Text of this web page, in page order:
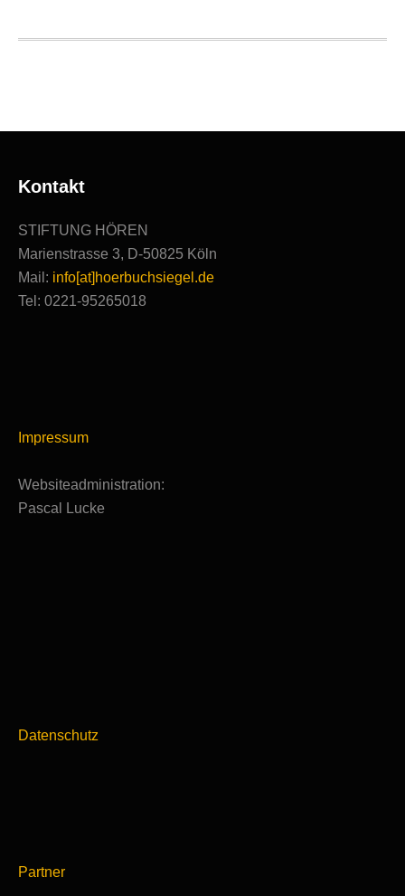
Ausgezeichnete
Kontakt
STIFTUNG HÖREN
Marienstrasse 3, D-50825 Köln
Mail: info[at]hoerbuchsiegel.de
Tel: 0221-95265018
Impressum
Websiteadministration:
Pascal Lucke
Datenschutz
Partner